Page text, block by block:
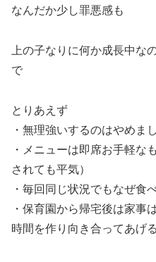
なんだか少し罪悪感も
上の子なりに何か成長中な
で
とりあえず
・無理強いするのはやめま
・メニューは即席お手軽な
されても平気）
・毎回同じ状況でもなぜ食
・保育園から帰宅後は家事
時間を作り向き合ってあげる